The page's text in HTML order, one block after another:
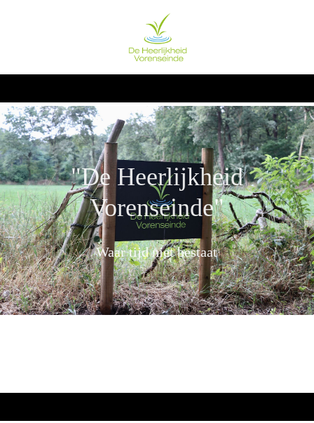
"De Heerlijkheid
Vorenseinde"
Waartijdniet bestaat